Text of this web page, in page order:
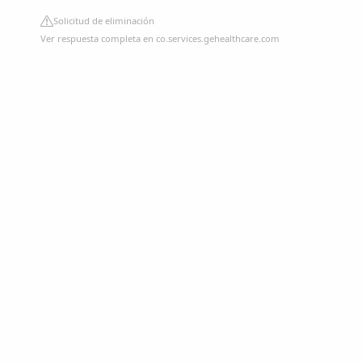
Solicitud de eliminación
Ver respuesta completa en co.services.gehealthcare.com